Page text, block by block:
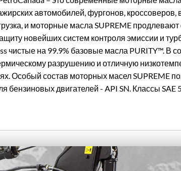
автомобилей, фургонов,
и моторные масла SUPREME
новейших систем контроля эмиссии и
чистые на 99.9% базовые масла PURITY™. В
разрушению и отличную
Особый состав моторных масел SUPREME
бензиновых двигателей - API SN. Классы